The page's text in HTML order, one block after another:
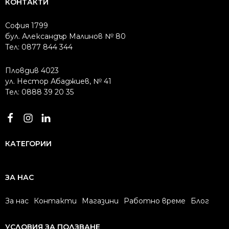
КОНТАКТИ
София 1799
бул. Александър Малинов № 80
Тел: 0877 844 344
Пловдив 4023
ул. Нестор Абаджиев, № 41
Тел: 0888 39 20 35
КАТЕГОРИИ
ЗА НАС
За нас Контакти Магазини Работно време Блог
УСЛОВИЯ ЗА ПОЛЗВАНЕ